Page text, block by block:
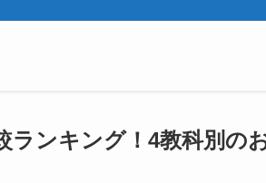
ランキング！4教科別の